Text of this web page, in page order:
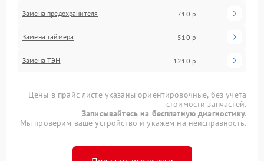
Замена предохранителя 710 р
Замена таймера 510 р
Замена ТЭН 1210 р
Цены в прайс-листе указаны ориентировочные, без учета
стоимости запчастей.
Записывайтесь на бесплатную диагностику.
Мы проверим ваше устройство и укажем на неисправность.